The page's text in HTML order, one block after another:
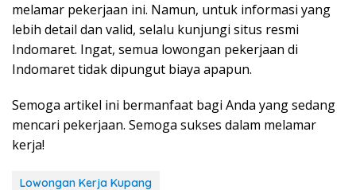
melamar pekerjaan ini. Namun, untuk informasi yang
lebih detail dan valid, selalu kunjungi situs resmi
Indomaret. Ingat, semua lowongan pekerjaan di
Indomaret tidak dipungut biaya apapun.
Semoga artikel ini bermanfaat bagi Anda yang sedang
mencari pekerjaan. Semoga sukses dalam melamar
kerja!
Lowongan Kerja Kupang